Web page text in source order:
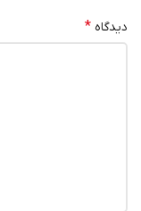
دیدگاه *